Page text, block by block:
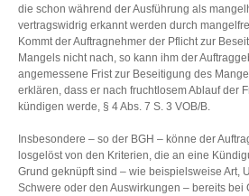
die schon während der Ausführung als
vertragswidrig erkannt werden durch
Kommt der Auftragnehmer der Pflicht zur
Mangels nicht nach, so kann ihm der
angemessene Frist zur Beseitigung des
erklären, dass er nach fruchtlosem Ablauf der
kündigen werde, § 4 Abs. 7 S. 3 VOB/B.
Insbesondere – so der BGH – könne der
losgelöst von den Kriterien, die an eine
Grund geknüpft sind – wie beispielsweise Art,
Schwere oder den Auswirkungen – bereits bei